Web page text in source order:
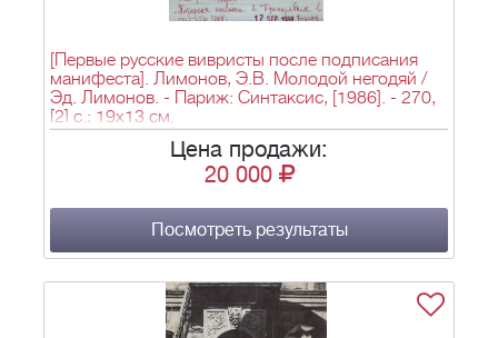
[Первые русские вивристы после подписания
манифеста]. Лимонов, Э.В. Молодой негодяй /
Эд. Лимонов. - Париж: Синтаксис, [1986]. - 270,
[2] с.; 19х13 см.
Цена продажи:
20 000
Посмотреть результаты